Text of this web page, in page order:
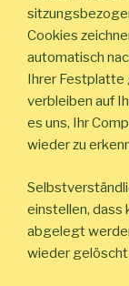
Cookies
automatisch
Ihrer Festplatte
verbleiben auf
es uns, Ihr
wieder zu
einstellen, dass
abgelegt
wieder